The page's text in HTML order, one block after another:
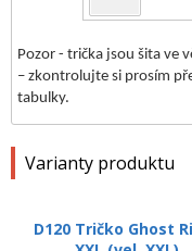
Pozor - trička jsou šita ve
– zkontrolujte si prosím
tabulky.
Varianty produktu
D120 Tričko Ghost